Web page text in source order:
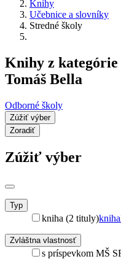
Knihy
Učebnice a slovníky
Stredné školy
Knihy z kategórie
Tomáš Bella
Odborné školy
Zúžiť výber
Zoradiť
Zúžiť výber
Typ
kniha (2 tituly)kniha
Zvláštna vlastnosť
s príspevkom MŠ